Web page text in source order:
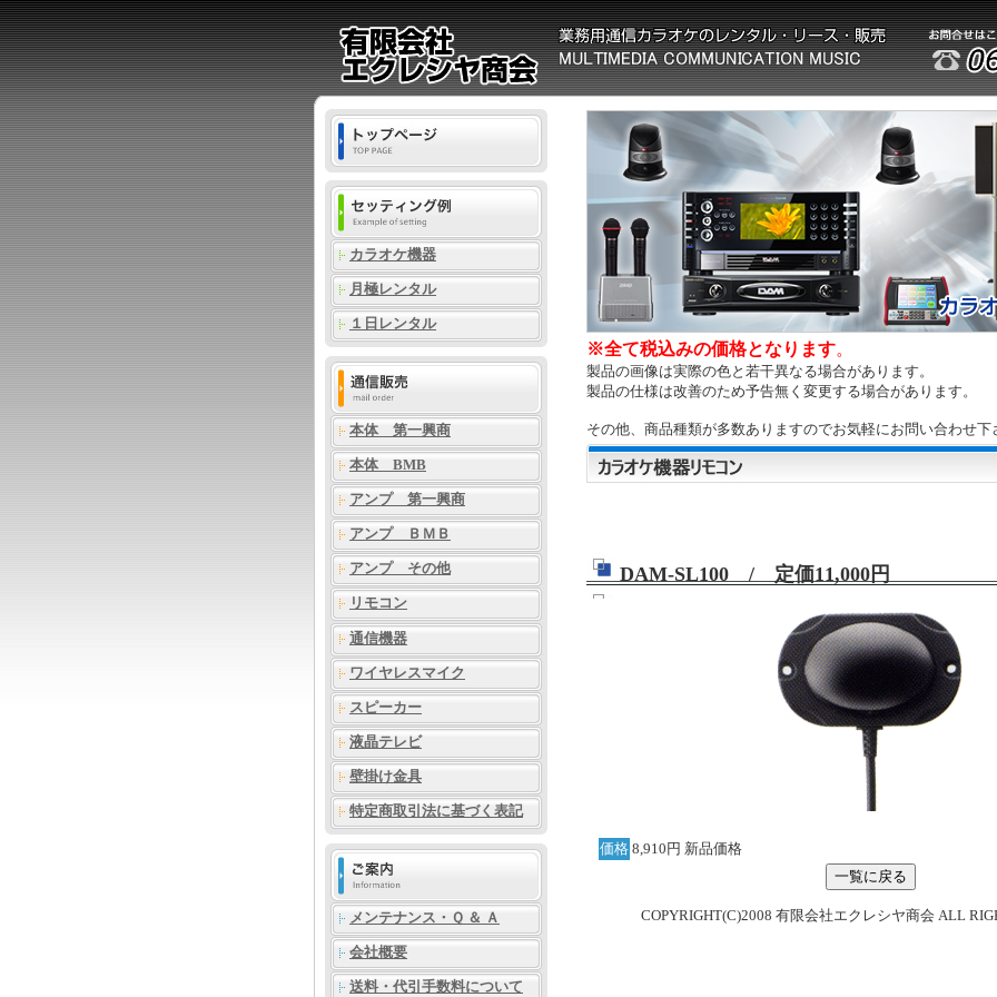
カラオケ機器
月極レンタル
１日レンタル
本体 第一興商
本体 BMB
アンプ 第一興商
アンプ ＢＭＢ
アンプ その他
リモコン
通信機器
ワイヤレスマイク
スピーカー
液晶テレビ
壁掛け金具
特定商取引法に基づく表記
メンテナンス・Ｑ ＆ Ａ
会社概要
送料・代引手数料について
※全て税込みの価格となります。
製品の画像は実際の色と若干異なる場合があります。
製品の仕様は改善のため予告無く変更する場合があります。
その他、商品種類が多数ありますのでお気軽にお問い合わせ下
DAM-SL100 / 定価11,000円
価格 8,910円 新品価格
COPYRIGHT(C)2008 有限会社エクレシヤ商会 ALL